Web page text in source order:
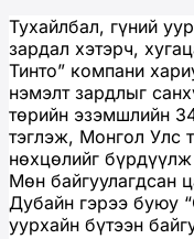
Тухайлбал, гүний
зардал хэтэрч,
Тинто” компани
нэмэлт зардлыг
төрийн эзэмшлийн
тэглэж, Монгол Улс
нөхцөлийг
Мөн байгуулагдсан
Дубайн гэрээ буюу
уурхайн бүтээн